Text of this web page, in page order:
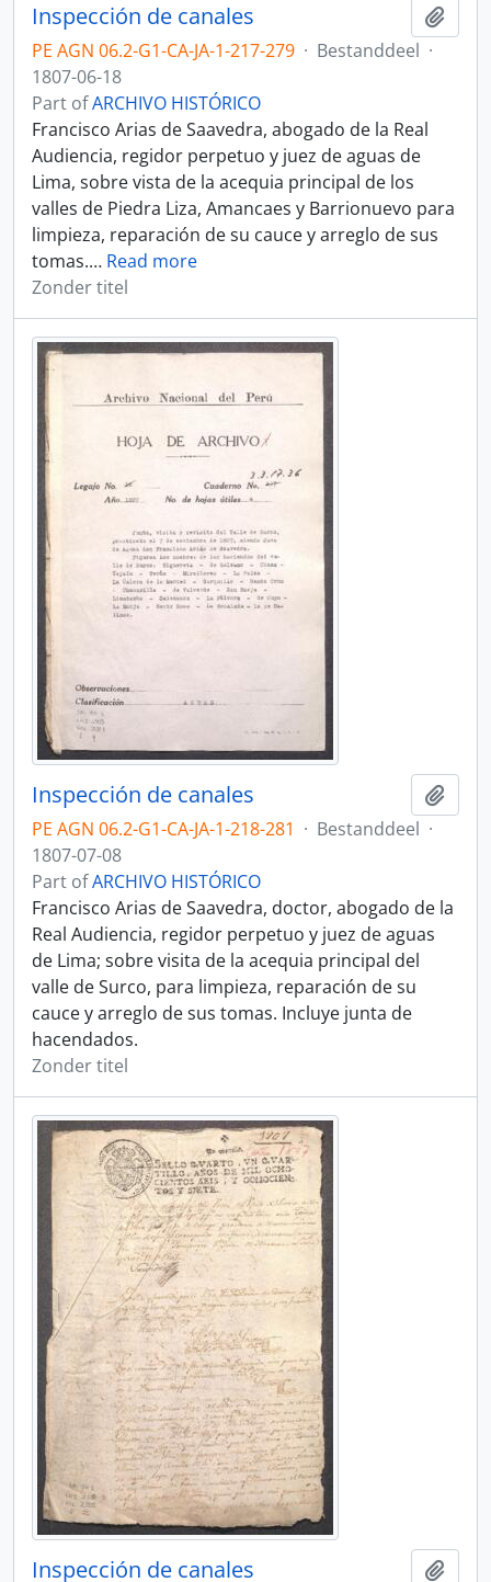
Inspección de canales
PE AGN 06.2-G1-CA-JA-1-217-279 · Bestanddeel ·
1807-06-18
Part ofARCHIVO HISTÓRICO
Francisco Arias de Saavedra, abogado de la Real
Audiencia, regidor perpetuo y juez de aguas de
Lima, sobre vista de la acequia principal de los
valles de Piedra Liza, Amancaes y Barrionuevo para
limpieza, reparación de su cauce y arreglo de sus
tomas.… Read more
Zonder titel
Inspección de canales
PE AGN 06.2-G1-CA-JA-1-218-281 · Bestanddeel ·
1807-07-08
Part ofARCHIVO HISTÓRICO
Francisco Arias de Saavedra, doctor, abogado de la
Real Audiencia, regidor perpetuo y juez de aguas
de Lima; sobre visita de la acequia principal del
valle de Surco, para limpieza, reparación de su
cauce y arreglo de sus tomas. Incluye junta de
hacendados.
Zonder titel
Inspección de canales